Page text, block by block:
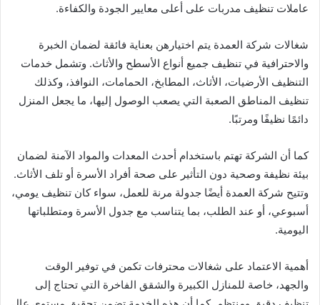
عاملات تنظيف مدربات على أعلى معايير الجودة والكفاءة.
شغالات شركة العمدة يتم اختيارهن بعناية فائقة لضمان الخبرة
والاحترافية في تنظيف جميع أنواع الأسطح والأثاث. وتشمل خدمات
التنظيف الأرضيات، الأثاث، المطابخ، الحمامات، النوافذ، وكذلك
تنظيف المناطق الصعبة التي يصعب الوصول إليها، ما يجعل المنزل
دائمًا نظيفًا ومرتبًا.
كما أن الشركة تهتم باستخدام أحدث المعدات والمواد الآمنة لضمان
بيئة نظيفة وصحية دون التأثير على صحة أفراد الأسرة أو تلف الأثاث.
وتتيح شركة العمدة أيضًا جدولة مرنة للعمل، سواء كان تنظيف يومي،
أسبوعي، أو عند الطلب، بما يتناسب مع جدول الأسرة ومتطلباتها
اليومية.
أهمية الاعتماد على شغالات محترفات تكمن في توفير الوقت
والجهد، خاصة للمنازل الكبيرة والشقق الفاخرة التي تحتاج إلى